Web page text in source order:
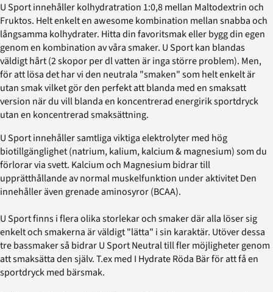
U Sport innehåller kolhydratration 1:0,8 mellan Maltodextrin och
Fruktos. Helt enkelt en awesome kombination mellan snabba och
långsamma kolhydrater. Hitta din favoritsmak eller bygg din egen
genom en kombination av våra smaker. U Sport kan blandas
väldigt hårt (2 skopor per dl vatten är inga större problem). Men,
för att lösa det har vi den neutrala "smaken" som helt enkelt är
utan smak vilket gör den perfekt att blanda med en smaksatt
version när du vill blanda en koncentrerad energirik sportdryck
utan en koncentrerad smaksättning.
U Sport innehåller samtliga viktiga elektrolyter med hög
biotillgänglighet (natrium, kalium, kalcium & magnesium) som du
förlorar via svett. Kalcium och Magnesium bidrar till
upprätthållande av normal muskelfunktion under aktivitet Den
innehåller även grenade aminosyror (BCAA).
U Sport finns i flera olika storlekar och smaker där alla löser sig
enkelt och smakerna är väldigt "lätta" i sin karaktär. Utöver dessa
tre bassmaker så bidrar U Sport Neutral till fler möjligheter genom
att smaksätta den själv. T.ex med I Hydrate Röda Bär för att få en
sportdryck med bärsmak.